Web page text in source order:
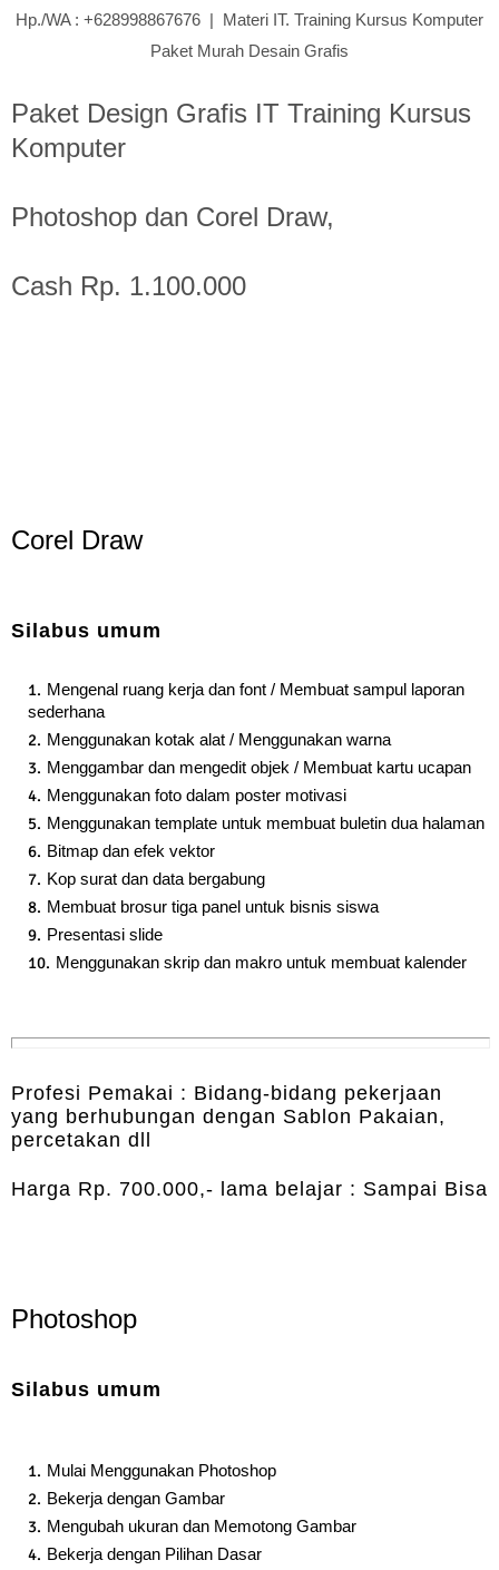
Hp./WA : +628998867676 | Materi IT. Training Kursus Komputer
Paket Murah Desain Grafis
Paket Design Grafis IT Training Kursus
Komputer
Photoshop dan Corel Draw,
Cash Rp. 1.100.000
Corel Draw
Silabus umum
Mengenal ruang kerja dan font / Membuat sampul laporan
sederhana
Menggunakan kotak alat / Menggunakan warna
Menggambar dan mengedit objek / Membuat kartu ucapan
Menggunakan foto dalam poster motivasi
Menggunakan template untuk membuat buletin dua halaman
Bitmap dan efek vektor
Kop surat dan data bergabung
Membuat brosur tiga panel untuk bisnis siswa
Presentasi slide
Menggunakan skrip dan makro untuk membuat kalender
Profesi Pemakai : Bidang-bidang pekerjaan
yang berhubungan dengan Sablon Pakaian,
percetakan dll
Harga Rp. 700.000,- lama belajar : Sampai Bisa
Photoshop
Silabus umum
Mulai Menggunakan Photoshop
Bekerja dengan Gambar
Mengubah ukuran dan Memotong Gambar
Bekerja dengan Pilihan Dasar